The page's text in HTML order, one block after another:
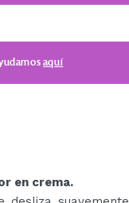
aquí
en crema.